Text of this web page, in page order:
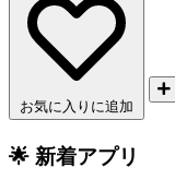
お気に入りに追加
🌟 新着アプリ